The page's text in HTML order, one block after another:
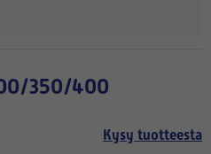
350/400
Kysy tuotteesta